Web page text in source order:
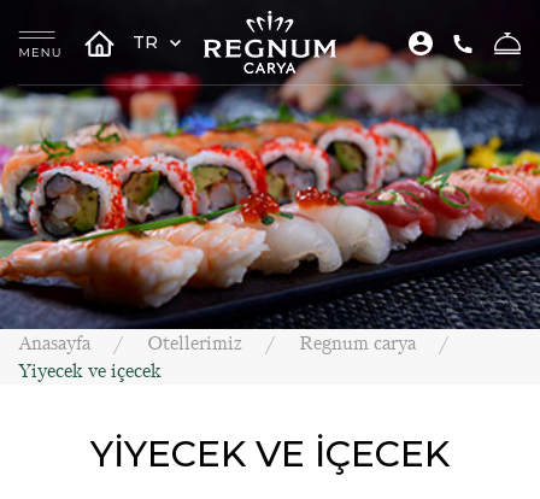
TR
Anasayfa Otellerimiz
Regnum carya
Yiyecek ve içecek
YİYECEK VE İÇECEK